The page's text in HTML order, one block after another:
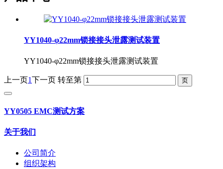
YY1040-φ22mm锁接接头泄露测试装置
YY1040-φ22mm锁接接头泄露测试装置
上一页1下一页 转至第
YY0505 EMC测试方案
关于我们
公司简介
组织架构